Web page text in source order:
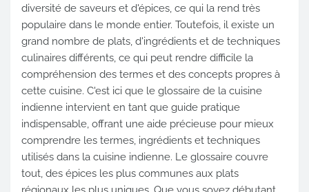
diversité de saveurs et d'épices, ce qui la rend très
populaire dans le monde entier. Toutefois, il existe un
grand nombre de plats, d'ingrédients et de techniques
culinaires différents, ce qui peut rendre difficile la
compréhension des termes et des concepts propres à
cette cuisine. C'est ici que le glossaire de la cuisine
indienne intervient en tant que guide pratique
indispensable, offrant une aide précieuse pour mieux
comprendre les termes, ingrédients et techniques
utilisés dans la cuisine indienne. Le glossaire couvre
tout, des épices les plus communes aux plats